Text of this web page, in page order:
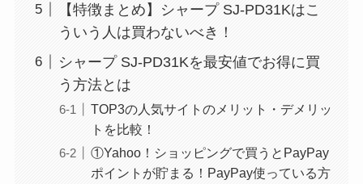
【特徴まとめ】シャープ SJ-PD31Kはこ
ういう人は買わないべき！
シャープ SJ-PD31Kを最安値でお得に買
う方法とは
TOP3の人気サイトのメリット・デメリッ
トを比較！
①Yahoo！ショッピングで買うとPayPay
ポイントが貯まる！PayPay使っている方